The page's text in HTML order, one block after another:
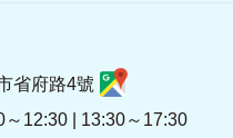
省府路4號
12:30 | 13:30～17:30